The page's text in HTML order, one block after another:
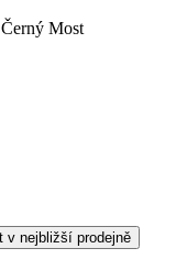
Most
v nejbližší prodejně